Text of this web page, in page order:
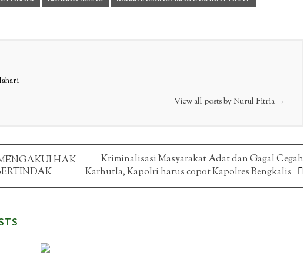
View all posts by Nurul Fitria →
HAK
Kriminalisasi Masyarakat Adat dan Gagal Cegah
Karhutla, Kapolri harus copot Kapolres Bengkalis